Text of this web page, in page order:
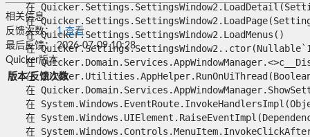
在
在
   在 Quicker.Settings.SettingsWindow2.LoadMenus()
在
在
在
在
在
在
在
相关信息
反馈次数： 1查看
最后反馈： 2026-07-09 10:28
Quicker版本
版本 反馈次数